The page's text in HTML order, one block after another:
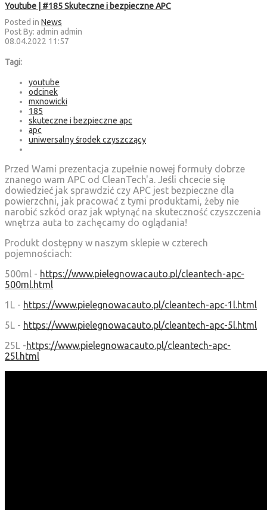
Youtube | #185 Skuteczne i bezpieczne APC
Posted in News
Post By: admin admin
08.04.2022 11:57
Tagi:
youtube
odcinek
mxnowicki
185
skuteczne i bezpieczne apc
apc
uniwersalny środek czyszczący
Przed Wami prezentacja zupełnie nowej formuły dobrze
znanego wam APC od CleanTech'a. Jeśli chcecie się
dowiedzieć jak sprawdzić czy APC jest bezpieczne dla
powierzchni, jak pracować z tymi produktami, żeby nie
narobić szkód oraz jak wpłynąć na skuteczność czyszczenia
wnętrza auta to zachęcamy do oglądania!
Produkt dostępny w naszym sklepie w czterech
pojemnościach:
500ml - https://www.pielegnowacauto.pl/cleantech-apc-
500ml.html
1L - https://www.pielegnowacauto.pl/cleantech-apc-1l.html
5L - https://www.pielegnowacauto.pl/cleantech-apc-5l.html
25L -https://www.pielegnowacauto.pl/cleantech-apc-
25l.html